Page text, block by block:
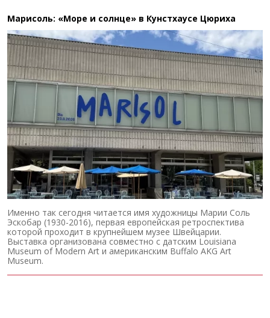
Марисоль: «Море и солнце» в Кунстхаусе Цюриха
Именно так сегодня читается имя художницы Марии Соль
Эскобар (1930-2016), первая европейская ретроспектива
которой проходит в крупнейшем музее Швейцарии.
Выставка организована совместно с датским Louisiana
Museum of Modern Art и американским Buffalo AKG Art
Museum.